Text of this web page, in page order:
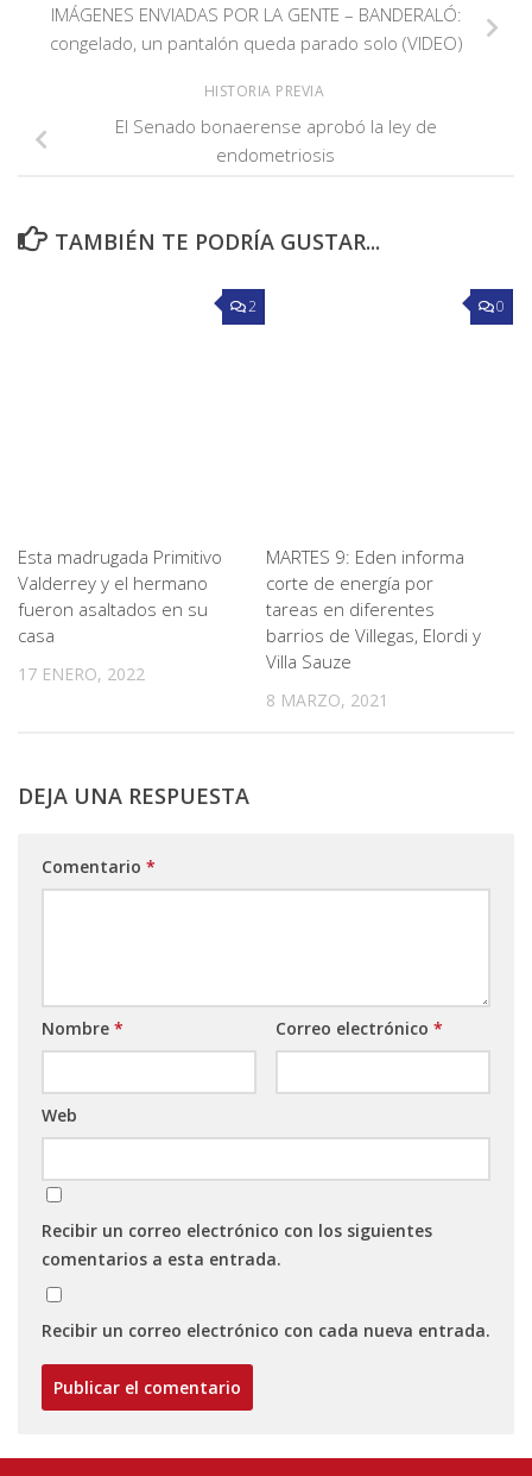
IMÁGENES ENVIADAS POR LA GENTE – BANDERALÓ:
congelado, un pantalón queda parado solo (VIDEO)
HISTORIA PREVIA
El Senado bonaerense aprobó la ley de
endometriosis
TAMBIÉN TE PODRÍA GUSTAR...
2
Esta madrugada Primitivo
Valderrey y el hermano
fueron asaltados en su
casa
17 ENERO, 2022
0
MARTES 9: Eden informa
corte de energía por
tareas en diferentes
barrios de Villegas, Elordi y
Villa Sauze
8 MARZO, 2021
DEJA UNA RESPUESTA
Comentario *
Nombre * Correo electrónico *
Web
Recibir un correo electrónico con los siguientes
comentarios a esta entrada.
Recibir un correo electrónico con cada nueva entrada.